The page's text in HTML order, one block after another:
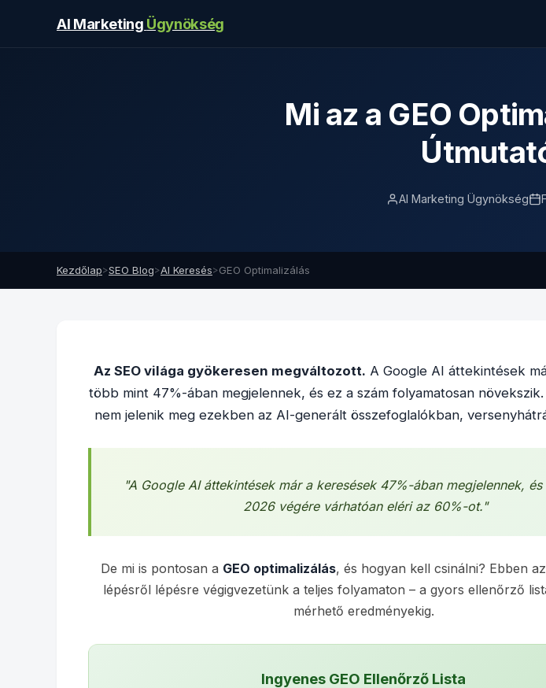
AI Marketing Ügynökség
Mi az a GEO
AI Marketing Ügynökség
Kezdőlap>SEO Blog>AI Keresés>GEO Optimalizálás
Az SEO világa gyökeresen megváltozott. A Google AI áttekintések
több mint 47%-ában megjelennek, és ez a szám folyamatosan
nem jelenik meg ezekben az AI-generált összefoglalókban,
"A Google AI áttekintések már a keresések 47%-ában megjelennek,
2026 végére várhatóan eléri az 60%-ot."
De mi is pontosan a GEO optimalizálás, és hogyan kell csinálni? Ebben
lépésről lépésre végigvezetünk a teljes folyamaton – a gyors ellenőrző
mérhető eredményekig.
Ingyenes GEO Ellenőrző Lista